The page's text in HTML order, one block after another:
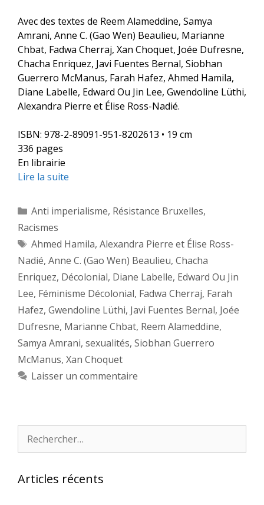
Avec des textes de Reem Alameddine, Samya
Amrani, Anne C. (Gao Wen) Beaulieu, Marianne
Chbat, Fadwa Cherraj, Xan Choquet, Joée Dufresne,
Chacha Enriquez, Javi Fuentes Bernal, Siobhan
Guerrero McManus, Farah Hafez, Ahmed Hamila,
Diane Labelle, Edward Ou Jin Lee, Gwendoline Lüthi,
Alexandra Pierre et Élise Ross-Nadié.
ISBN: 978-2-89091-951-8202613 • 19 cm
336 pages
En librairie
Lire la suite
Catégories
Anti imperialisme, Résistance Bruxelles,
Racismes
Étiquettes
Ahmed Hamila, Alexandra Pierre et Élise Ross-
Nadié, Anne C. (Gao Wen) Beaulieu, Chacha
Enriquez, Décolonial, Diane Labelle, Edward Ou Jin
Lee, Féminisme Décolonial, Fadwa Cherraj, Farah
Hafez, Gwendoline Lüthi, Javi Fuentes Bernal, Joée
Dufresne, Marianne Chbat, Reem Alameddine,
Samya Amrani, sexualités, Siobhan Guerrero
McManus, Xan Choquet
Laisser un commentaire
Rechercher :
Articles récents